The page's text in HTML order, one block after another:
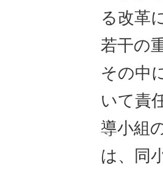
る改革
若干の
その中
いて責
導小組
は、同